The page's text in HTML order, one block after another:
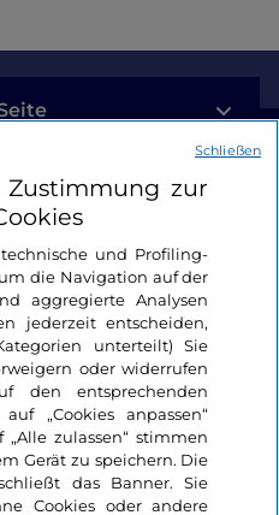
zur
und Profiling-
die Navigation auf der
aggregierte Analysen
jederzeit entscheiden,
unterteilt) Sie
oder widerrufen
den entsprechenden
„Cookies anpassen“
zulassen“ stimmen
Gerät zu speichern. Die
das Banner. Sie
Cookies oder andere
Schließen